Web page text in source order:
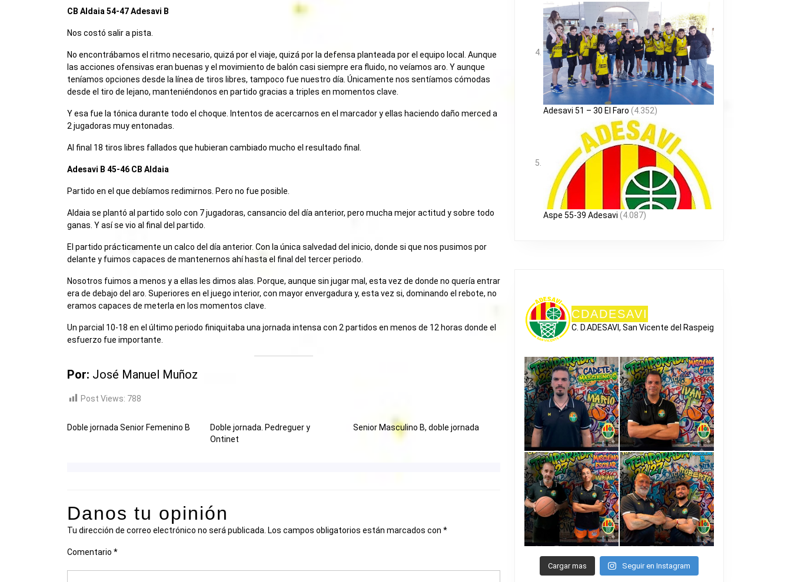
CB Aldaia 54-47 Adesavi B
Nos costó salir a pista.
No encontrábamos el ritmo necesario, quizá por el viaje, quizá por la defensa planteada por el equipo local. Aunque
las acciones ofensivas eran buenas y el movimiento de balón casi siempre era fluido, no veíamos aro. Y aunque
teníamos opciones desde la línea de tiros libres, tampoco fue nuestro día. Únicamente nos sentíamos cómodas
desde el tiro de lejano, manteniéndonos en partido gracias a triples en momentos clave.
Y esa fue la tónica durante todo el choque. Intentos de acercarnos en el marcador y ellas haciendo daño merced a
2 jugadoras muy entonadas.
Al final 18 tiros libres fallados que hubieran cambiado mucho el resultado final.
Adesavi B 45-46 CB Aldaia
Partido en el que debíamos redimirnos. Pero no fue posible.
Aldaia se plantó al partido solo con 7 jugadoras, cansancio del día anterior, pero mucha mejor actitud y sobre todo
ganas. Y así se vio al final del partido.
El partido prácticamente un calco del día anterior. Con la única salvedad del inicio, donde si que nos pusimos por
delante y fuimos capaces de mantenernos ahí hasta el final del tercer periodo.
Nosotros fuimos a menos y a ellas les dimos alas. Porque, aunque sin jugar mal, esta vez de donde no quería entrar
era de debajo del aro. Superiores en el juego interior, con mayor envergadura y, esta vez si, dominando el rebote, no
eramos capaces de meterla en los momentos clave.
Un parcial 10-18 en el último periodo finiquitaba una jornada intensa con 2 partidos en menos de 12 horas donde el
esfuerzo fue importante.
Por: José Manuel Muñoz
Post Views: 788
Doble jornada Senior Femenino B
Doble jornada. Pedreguer y
Ontinet
Senior Masculino B, doble jornada
Danos tu opinión
Tu dirección de correo electrónico no será publicada. Los campos obligatorios están marcados con *
Comentario *
Adesavi 51 – 30 El Faro (4.352)
Aspe 55-39 Adesavi (4.087)
CDADESAVI
C. D.ADESAVI, San Vicente del Raspeig
Cargar mas Seguir en Instagram